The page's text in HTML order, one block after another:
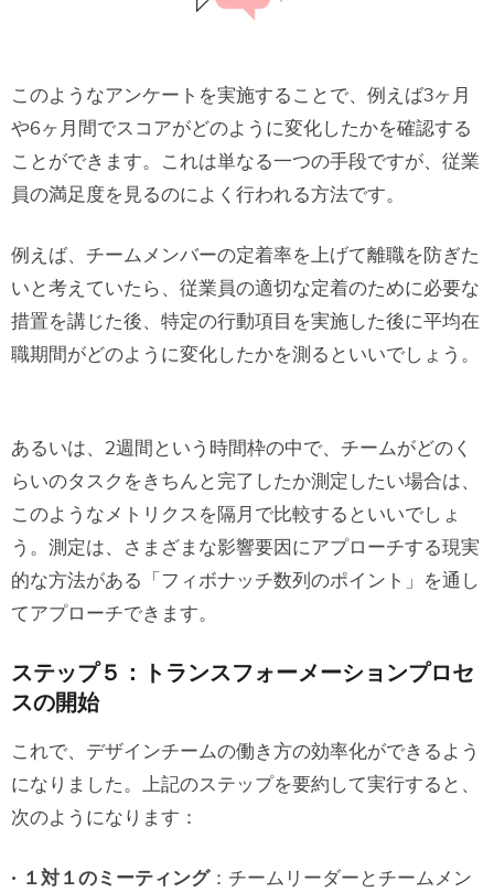
このようなアンケートを実施することで、例えば3ヶ月
や6ヶ月間でスコアがどのように変化したかを確認する
ことができます。これは単なる一つの手段ですが、従業
員の満足度を見るのによく行われる方法です。
例えば、チームメンバーの定着率を上げて離職を防ぎた
いと考えていたら、従業員の適切な定着のために必要な
措置を講じた後、特定の行動項目を実施した後に平均在
職期間がどのように変化したかを測るといいでしょう。
あるいは、2週間という時間枠の中で、チームがどのく
らいのタスクをきちんと完了したか測定したい場合は、
このようなメトリクスを隔月で比較するといいでしょ
う。測定は、さまざまな影響要因にアプローチする現実
的な方法がある「フィボナッチ数列のポイント」を通し
てアプローチできます。
ステップ５：トランスフォーメーションプロセ
スの開始
これで、デザインチームの働き方の効率化ができるよう
になりました。上記のステップを要約して実行すると、
次のようになります：
１対１のミーティング：チームリーダーとチームメン